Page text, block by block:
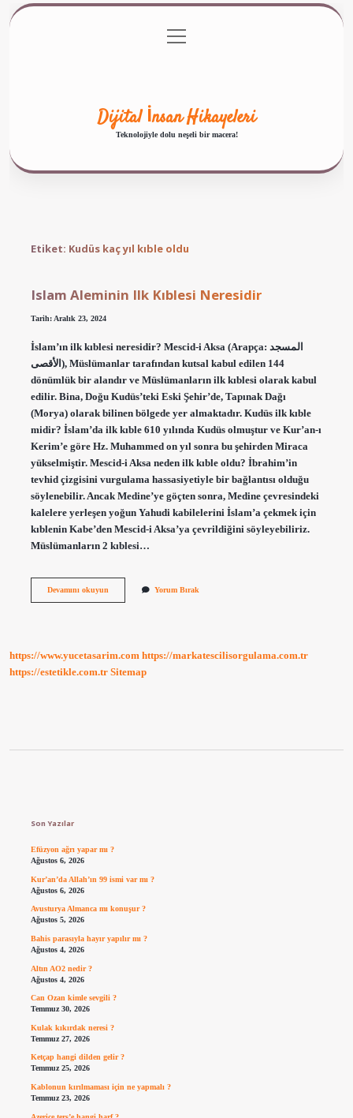
Gizlilik Politikası
menüyü
aç
Dijital İnsan Hikayeleri
Teknolojiyle dolu neşeli bir macera!
Etiket: Kudüs kaç yıl kıble oldu
Islam Aleminin Ilk Kıblesi Neresidir
Tarih: Aralık 23, 2024
İslam’ın ilk kıblesi neresidir? Mescid-i Aksa (Arapça: المسجد
الأقصى), Müslümanlar tarafından kutsal kabul edilen 144
dönümlük bir alandır ve Müslümanların ilk kıblesi olarak kabul
edilir. Bina, Doğu Kudüs’teki Eski Şehir’de, Tapınak Dağı
(Morya) olarak bilinen bölgede yer almaktadır. Kudüs ilk kıble
midir? İslam’da ilk kıble 610 yılında Kudüs olmuştur ve Kur’an-ı
Kerim’e göre Hz. Muhammed on yıl sonra bu şehirden Miraca
yükselmiştir. Mescid-i Aksa neden ilk kıble oldu? İbrahim’in
tevhid çizgisini vurgulama hassasiyetiyle bir bağlantısı olduğu
söylenebilir. Ancak Medine’ye göçten sonra, Medine çevresindeki
kalelere yerleşen yoğun Yahudi kabilelerini İslam’a çekmek için
kıblenin Kabe’den Mescid-i Aksa’ya çevrildiğini söyleyebiliriz.
Müslümanların 2 kıblesi…
Devamını okuyunIslam
Yorum Bırak
https://www.yucetasarim.com https://markatescilisorgulama.com.tr
https://estetikle.com.tr Sitemap
Son Yazılar
Efüzyon ağrı yapar mı ?
Ağustos 6, 2026
Kur’an’da Allah’ın 99 ismi var mı ?
Ağustos 6, 2026
Avusturya Almanca mı konuşur ?
Ağustos 5, 2026
Bahis parasıyla hayır yapılır mı ?
Ağustos 4, 2026
Altın AO2 nedir ?
Ağustos 4, 2026
Can Ozan kimle sevgili ?
Temmuz 30, 2026
Kulak kıkırdak neresi ?
Temmuz 27, 2026
Ketçap hangi dilden gelir ?
Temmuz 25, 2026
Kablonun kırılmaması için ne yapmalı ?
Temmuz 23, 2026